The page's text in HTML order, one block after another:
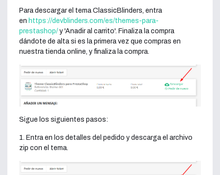
Para descargar el tema ClassicBlinders, entra
en https://devblinders.com/es/themes-para-
prestashop/ y 'Anadir al carrito'. Finaliza la compra
dándote de alta si es la primera vez que compras en
nuestra tienda online, y finaliza la compra.
Sigue los siguientes pasos:
1. Entra en los detalles del pedido y descarga el archivo
zip con el tema.